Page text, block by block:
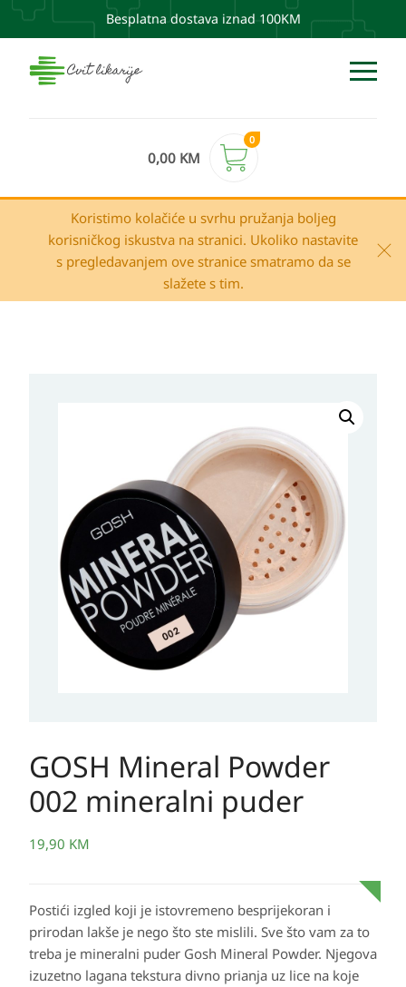
Besplatna dostava iznad 100KM
0,00 KM
0
Koristimo kolačiće u svrhu pružanja boljeg
korisničkog iskustva na stranici. Ukoliko nastavite
s pregledavanjem ove stranice smatramo da se
slažete s tim.
GOSH Mineral Powder
002 mineralni puder
19,90 KM
Postići izgled koji je istovremeno besprijekoran i
prirodan lakše je nego što ste mislili. Sve što vam za to
treba je mineralni puder Gosh Mineral Powder. Njegova
izuzetno lagana tekstura divno prianja uz lice na koje
količina